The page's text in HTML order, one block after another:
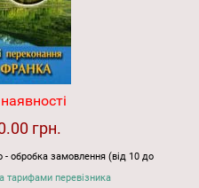
грн.
- обробка замовлення (від 10 до
тарифами перевізника